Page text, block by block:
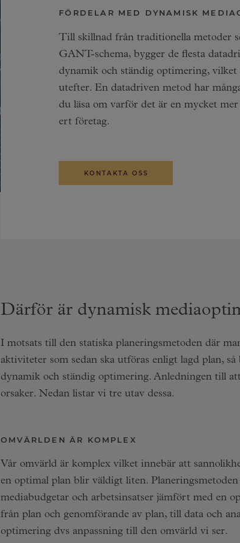
FÖRDELAR MED DYNAMISK
Till skillnad från traditionella metoder
GANT-schema, bygger de flesta
dynamik och ständig optimering, vilket
utefter. En datadriven metod har
du läsa om varför det är en mycket
ert företag.
KONTAKTA OSS
Därför är dynamisk
I motsats till den statiska planeringsmetoden där
aktiviteter som sedan ska utföras enligt lagd plan,
dynamik och ständig optimering. Anledningen till
orsaker. Nedan listar vi tre utav dessa.
OMVÄRLDEN ÄR KOMPLEX
Vår omvärld är komplex vilket innebär att
en optimal plan blir väldigt liten.
mediabudgetar och arbetsinsatser jämfört med en
från plan och genomförande av plan, till data och
optimering dvs anpassning till den omvärld vi ser.